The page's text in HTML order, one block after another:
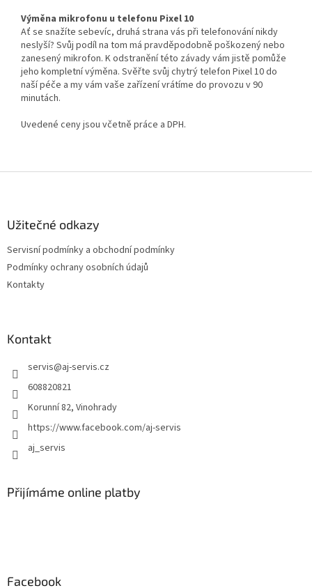
Výměna mikrofonu u telefonu Pixel 10
Ať se snažíte sebevíc, druhá strana vás při telefonování nikdy
neslyší? Svůj podíl na tom má pravděpodobně poškozený nebo
zanesený mikrofon. K odstranění této závady vám jistě pomůže
jeho kompletní výměna. Svěřte svůj chytrý telefon Pixel 10 do
naší péče a my vám vaše zařízení vrátíme do provozu v 90
minutách.
Uvedené ceny jsou včetně práce a DPH.
Užitečné odkazy
Servisní podmínky a obchodní podmínky
Podmínky ochrany osobních údajů
Kontakty
Kontakt
servis@aj-servis.cz
608820821
Korunní 82, Vinohrady
https://www.facebook.com/aj-servis
aj_servis
Přijímáme online platby
Facebook